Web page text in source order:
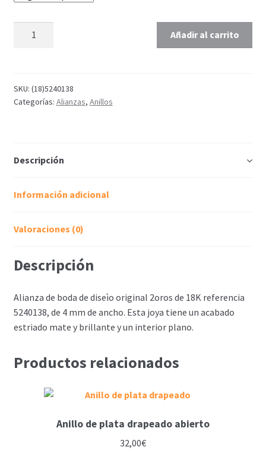
Añadir al carrito
SKU: (18)5240138
Categorías: Alianzas, Anillos
Descripción
Información adicional
Valoraciones (0)
Descripción
Alianza de boda de diseìo original 2oros de 18K referencia
5240138, de 4 mm de ancho. Esta joya tiene un acabado
estriado mate y brillante y un interior plano.
Productos relacionados
Anillo de plata drapeado abierto
32,00€